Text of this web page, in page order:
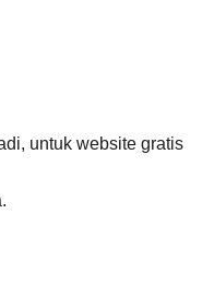
untuk website gratis